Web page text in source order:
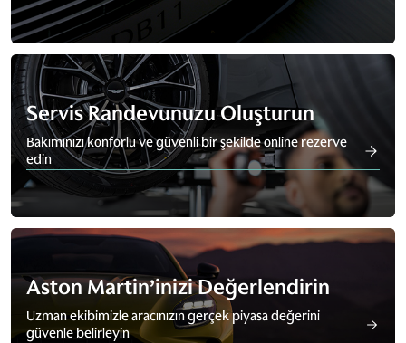
Servis Randevunuzu Oluşturun
Bakımınızı konforlu ve güvenli bir şekilde online rezerve
edin
Aston Martin’inizi Değerlendirin
Uzman ekibimizle aracınızın gerçek piyasa değerini
güvenle belirleyin